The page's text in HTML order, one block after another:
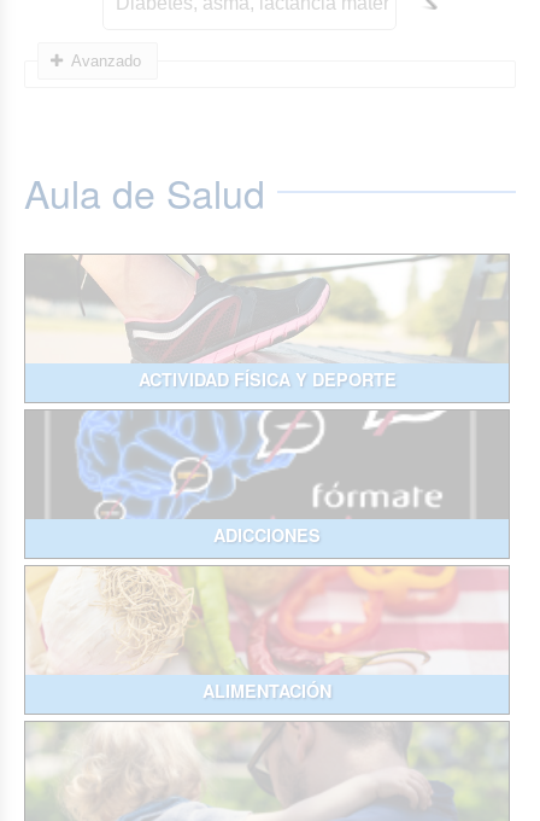
Avanzado
Aula de Salud
ACTIVIDAD FÍSICA Y DEPORTE
ADICCIONES
ALIMENTACIÓN